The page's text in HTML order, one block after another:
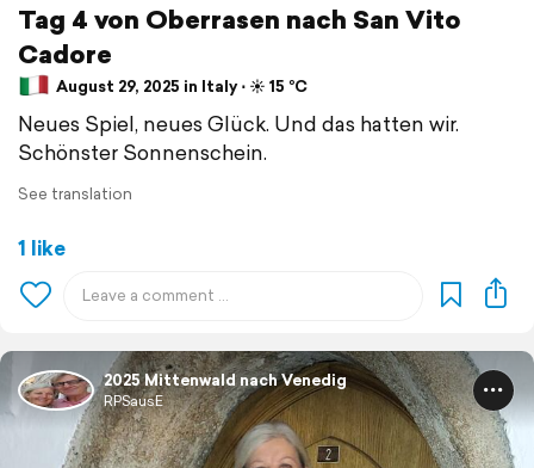
Tag 4 von Oberrasen nach San Vito
Cadore
August 29, 2025 in Italy ⋅ ☀️ 15 °C
Neues Spiel, neues Glück. Und das hatten wir.
Schönster Sonnenschein.
See translation
1 like
2025 Mittenwald nach Venedig
RPSausE